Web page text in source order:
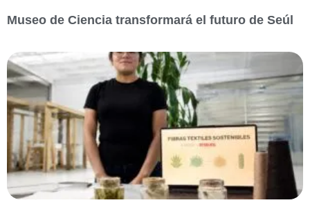
Museo de Ciencia transformará el futuro de Seúl